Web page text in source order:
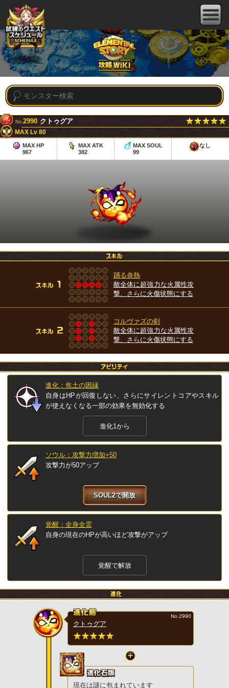
No.2990 クトゥグア
MAX Lv 80
MAX HP
967
MAX ATK
382
MAX SOUL
99
なし
踊る炎熱
敵全体に超強力な火属性攻
撃、さらに火傷状態にする
コルヴァズの剣
敵全体に超強力な火属性攻
撃、さらに火傷状態にする
進化：焦土の因縁
自身はHPが回復しない、さらにサイレントコアやスキル
が使えなくなる一部の効果を無効化する
進化1から
ソウル：攻撃力増加+50
攻撃力が50アップ
SOUL2で開放
覚醒：全身全霊
自身の現在のHPが高いほど攻撃がアップ
覚醒で解放
クトゥグア
No.2990
現在は謎に包まれています